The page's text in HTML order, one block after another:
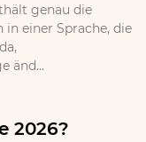
genau die
einer Sprache, die
änd...
2026?